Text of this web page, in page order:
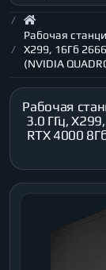
Рабочая
X299, 16Гб
(NVIDIA
Рабочая
3.0 ГГц,
RTX 4000